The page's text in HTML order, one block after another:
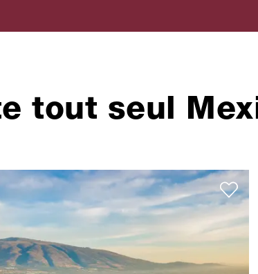
tout seul